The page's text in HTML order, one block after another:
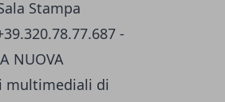
Stampa
-
NUOVA
multimediali di